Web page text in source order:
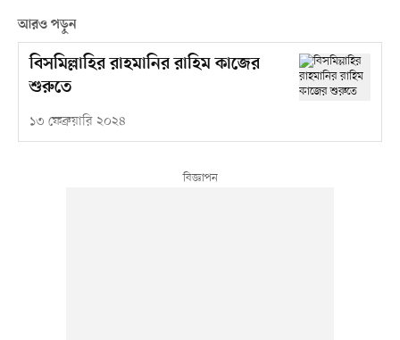
আরও পড়ুন
বিসমিল্লাহির রাহমানির রাহিম কাজের
শুরুতে
১৩ ফেব্রুয়ারি ২০২৪